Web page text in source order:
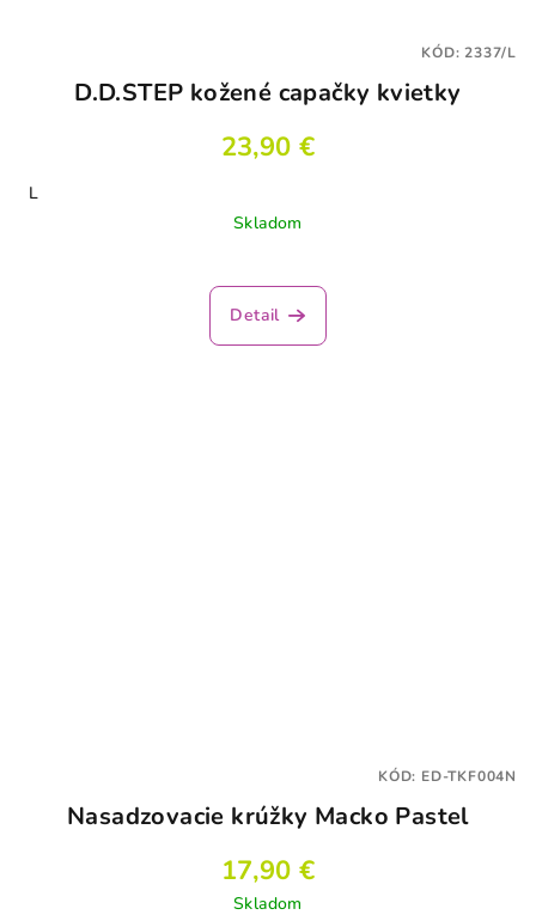
D.D.STEP kožené capačky kvietky
23,90 €
L
Skladom
Detail
KÓD:2337/L
Nasadzovacie krúžky Macko Pastel
17,90 €
Skladom
KÓD: ED-TKF004N